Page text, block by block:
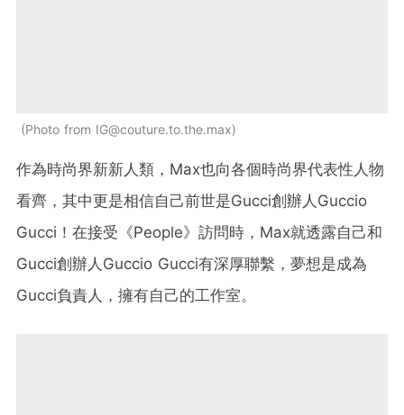
Photo from IG@couture.to.the.max
作為時尚界新新人類，Max也向各個時尚界代表性人物
看齊，其中更是相信自己前世是Gucci創辦人Guccio
Gucci！在接受《People》訪問時，Max就透露自己和
Gucci創辦人Guccio Gucci有深厚聯繫，夢想是成為
Gucci負責人，擁有自己的工作室。